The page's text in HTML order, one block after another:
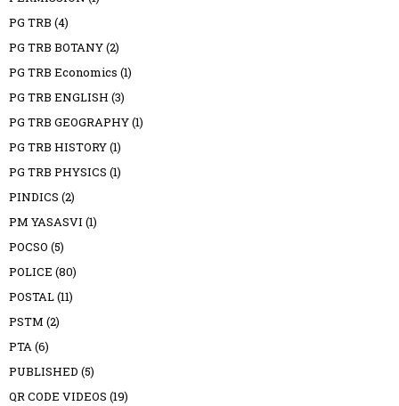
PG TRB (4)
PG TRB BOTANY(2)
PG TRB Economics (1)
PG TRB ENGLISH (3)
PG TRB GEOGRAPHY(1)
PG TRB HISTORY(1)
PG TRB PHYSICS (1)
PINDICS (2)
PM YASASVI (1)
POCSO (5)
POLICE (80)
POSTAL(11)
PSTM (2)
PTA(6)
PUBLISHED (5)
QR CODE VIDEOS (19)